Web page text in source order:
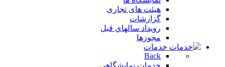
هیئت های تجاری
گزارشات
رویداد سالهاي قبل
مجوزها
خدمات
Back
خدمات نمایشگاهی